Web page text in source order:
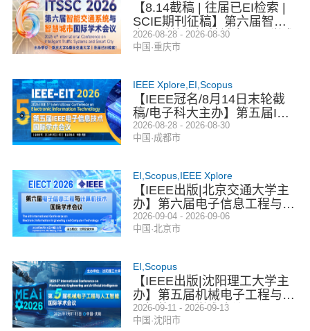
【8.14截稿 | 往届已EI检索 |
SCIE期刊征稿】第六届智能
交通系统与智慧城市国际学术
会议（ITSSC 2026）
2026-08-28 - 2026-08-30
中国·重庆市
IEEE Xplore,EI,Scopus
【IEEE冠名/8月14日末轮截
稿/电子科大主办】第五届IEE
E电子信息技术国际学术会议
（EIT 2026）
2026-08-28 - 2026-08-30
中国·成都市
EI,Scopus,IEEE Xplore
【IEEE出版|北京交通大学主
办】第六届电子信息工程与计
算机技术国际学术会议（EIE
CT 2026）
2026-09-04 - 2026-09-06
中国·北京市
EI,Scopus
【IEEE出版|沈阳理工大学主
办】第五届机械电子工程与人
工智能国际学术会议（MEAI
2026）
2026-09-11 - 2026-09-13
中国·沈阳市